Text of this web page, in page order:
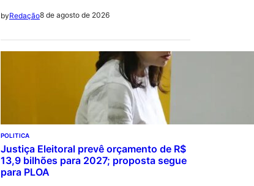
byRedação8 de agosto de 2026
POLITICA
Justiça Eleitoral prevê orçamento de R$
13,9 bilhões para 2027; proposta segue
para PLOA